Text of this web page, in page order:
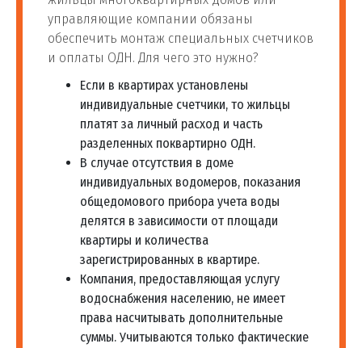
управляющие компании обязаны
обеспечить монтаж специальных счетчиков
и оплаты ОДН. Для чего это нужно?
Если в квартирах установлены
индивидуальные счетчики, то жильцы
платят за личный расход и часть
разделенных поквартирно ОДН.
В случае отсутствия в доме
индивидуальных водомеров, показания
общедомового прибора учета воды
делятся в зависимости от площади
квартиры и количества
зарегистрированных в квартире.
Компания, предоставляющая услугу
водоснабжения населению, не имеет
права насчитывать дополнительные
суммы. Учитываются только фактические